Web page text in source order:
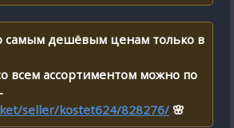
самым дешёвым ценам только в
всем ассортиментом можно по
seller/kostet624/828276/ 🌸